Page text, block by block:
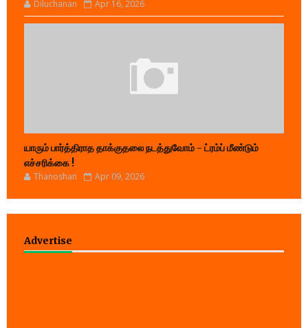
Diluchanan Apr 16, 2026
யாரும் பார்த்திராத தாக்குதலை நடத்துவோம் - ட்ரம்ப் மீண்டும்
எச்சரிக்கை !
Thanoshan Apr 09, 2026
Advertise